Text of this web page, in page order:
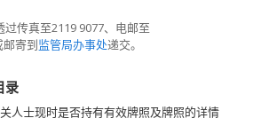
传真至2119 9077、电邮至
邮寄到监管局办事处递交。
录
人士现时是否持有有效牌照及牌照的详情